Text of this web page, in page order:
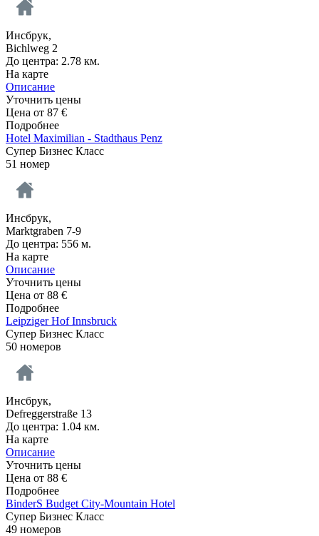
Инсбрук,
Bichlweg 2
До центра: 2.78 км.
На карте
Описание
Уточнить цены
Цена от 87 €
Подробнее
Hotel Maximilian - Stadthaus Penz
Супер Бизнес Класс
51 номер
Инсбрук,
Marktgraben 7-9
До центра: 556 м.
На карте
Описание
Уточнить цены
Цена от 88 €
Подробнее
Leipziger Hof Innsbruck
Супер Бизнес Класс
50 номеров
Инсбрук,
Defreggerstraße 13
До центра: 1.04 км.
На карте
Описание
Уточнить цены
Цена от 88 €
Подробнее
BinderS Budget City-Mountain Hotel
Супер Бизнес Класс
49 номеров